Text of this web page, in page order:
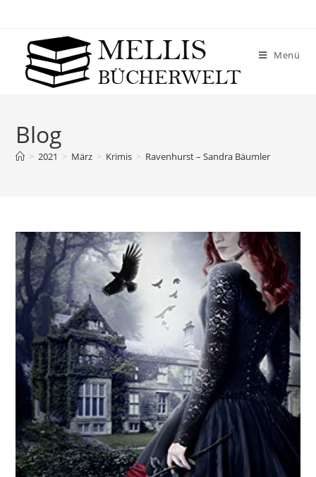
Menü
Blog
> 2021 > März > Krimis > Ravenhurst – Sandra Bäumler